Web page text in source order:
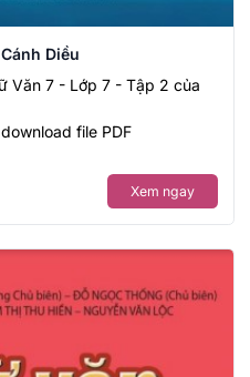
Diều
Văn 7 - Lớp 7 - Tập 2 của
file PDF
Xem ngay